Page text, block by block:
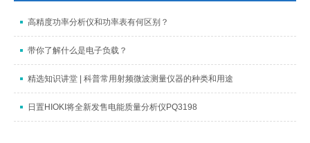
高精度功率分析仪和功率表有何区别？
带你了解什么是电子负载？
精选知识讲堂 | 科普常用射频微波测量仪器的种类和用途
日置HIOKI将全新发售电能质量分析仪PQ3198